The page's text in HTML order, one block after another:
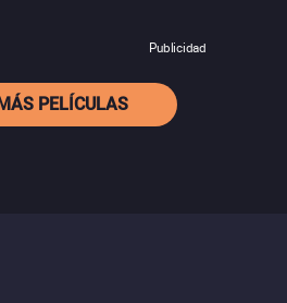
Publicidad
PELÍCULAS